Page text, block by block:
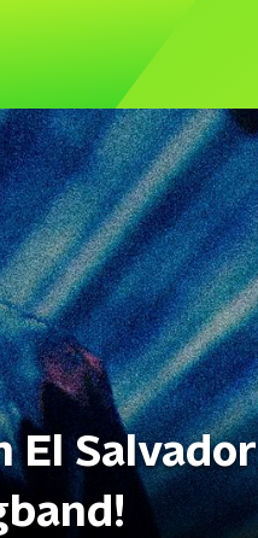
El Salvador